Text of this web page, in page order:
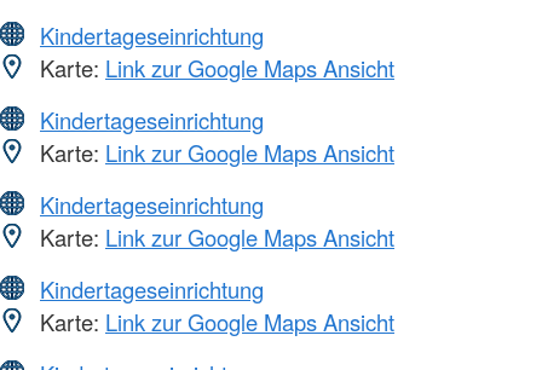
Kindertageseinrichtung
Karte: Link zur Google Maps Ansicht
Kindertageseinrichtung
Karte: Link zur Google Maps Ansicht
Kindertageseinrichtung
Karte: Link zur Google Maps Ansicht
Kindertageseinrichtung
Karte: Link zur Google Maps Ansicht